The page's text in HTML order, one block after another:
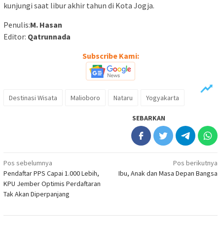
kunjungi saat libur akhir tahun di Kota Jogja.
Penulis:M. Hasan
Editor: Qatrunnada
Subscribe Kami:
Destinasi Wisata Malioboro Nataru Yogyakarta
SEBARKAN
Navigasi
pos
Pos sebelumnya
Pendaftar PPS Capai 1.000 Lebih,
KPU Jember Optimis Perdaftaran
Tak Akan Diperpanjang
Pos berikutnya
Ibu, Anak dan Masa Depan Bangsa